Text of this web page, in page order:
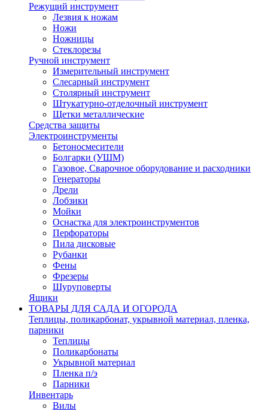
Режущий инструмент
Лезвия к ножам
Ножи
Ножницы
Стеклорезы
Ручной инструмент
Измерительный инструмент
Слесарный инструмент
Столярный инструмент
Штукатурно-отделочный инструмент
Щетки металлические
Средства защиты
Электроинструменты
Бетоносмесители
Болгарки (УШМ)
Газовое, Сварочное оборудование и расходники
Генераторы
Дрели
Лобзики
Мойки
Оснастка для электроинструментов
Перфораторы
Пила дисковые
Рубанки
Фены
Фрезеры
Шуруповерты
Ящики
ТОВАРЫ ДЛЯ САДА И ОГОРОДА
Теплицы, поликарбонат, укрывной материал, пленка,
парники
Теплицы
Поликарбонаты
Укрывной материал
Пленка п/э
Парники
Инвентарь
Вилы